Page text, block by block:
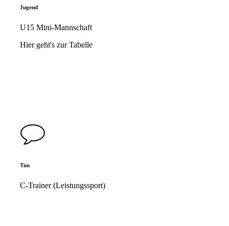
Jugend
U15 Mini-Mannschaft
Hier geht's zur Tabelle
Tim
C-Trainer (Leistungssport)